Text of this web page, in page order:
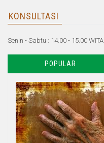
KONSULTASI
Senin - Sabtu : 14.00 - 15.00 WITA
POPULAR